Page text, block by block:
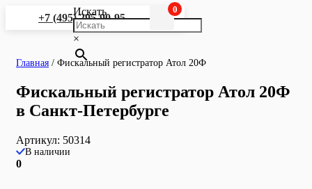
+7 (495) 295-90-95
Искать
×
0
Главная / Фискальный регистратор Атол 20Ф
Фискальный регистратор Атол 20Ф
в Санкт-Петербурге
Артикул: 50314
В наличии
0